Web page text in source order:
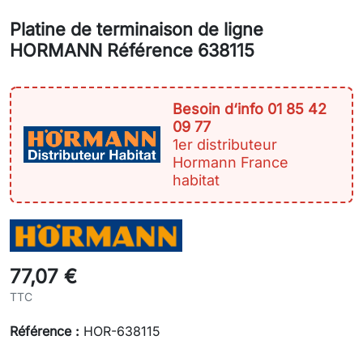
Platine de terminaison de ligne
HORMANN Référence 638115
Besoin d‘info 01 85 42
09 77
1er distributeur
Hormann France
habitat
77,07 €
TTC
Référence : HOR-638115